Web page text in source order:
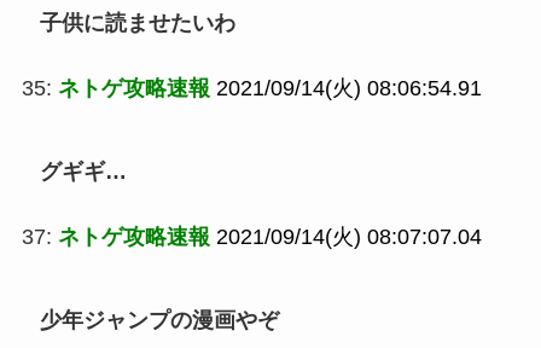
子供に読ませたいわ
35: ネトゲ攻略速報 2021/09/14(火) 08:06:54.91
グギギ…
37: ネトゲ攻略速報 2021/09/14(火) 08:07:07.04
少年ジャンプの漫画やぞ